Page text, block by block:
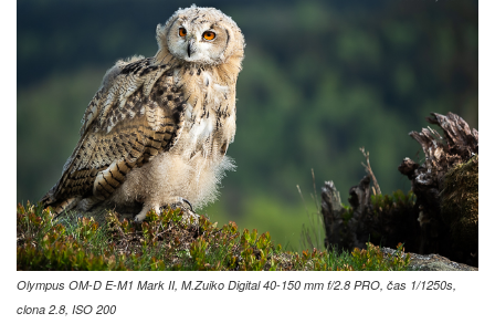
Olympus OM-D E-M1 Mark II, M.Zuiko Digital 40-150 mm f/2.8 PRO, čas 1/1250s,
clona 2.8, ISO 200